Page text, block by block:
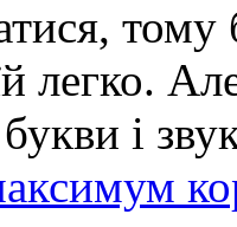
легко.
і